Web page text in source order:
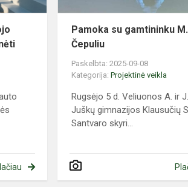
Pamoka su gamtininku M.
Čepuliu
Paskelbta: 2025-09-08
Kategorija:Projektinė veikla
Rugsėjo 5 d. Veliuonos A. ir J.
Juškų gimnazijos Klausučių
Santvaro skyri...